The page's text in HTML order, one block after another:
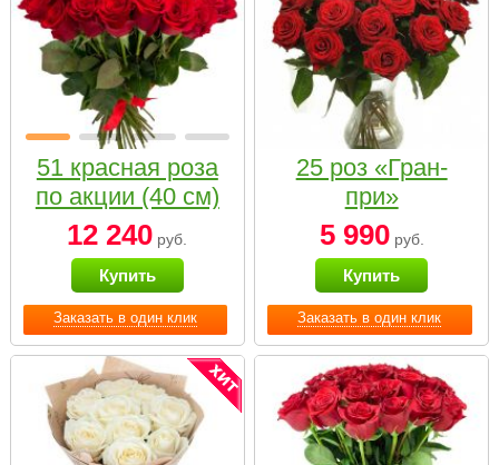
Заказать в один клик
51 красная роза
по акции (40 см)
12 240 руб.
Купить
Заказать в один клик
25 роз «Гран-
при»
5 990руб.
Купить